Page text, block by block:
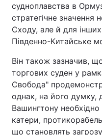
судноплавства в
стратегічне значення
Сходу, але й для
Південно-Китайське
Він також зазначив,
торгових суден у
Свобода"
однак, на його думку,
Вашингтону необхідно
катери,
що становлять